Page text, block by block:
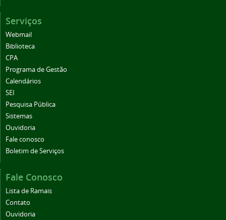
Serviços
Webmail
Biblioteca
CPA
Programa de Gestão
Calendários
SEI
Pesquisa Pública
Sistemas
Ouvidoria
Fale conosco
Boletim de Serviços
Fale Conosco
Lista de Ramais
Contato
Ouvidoria